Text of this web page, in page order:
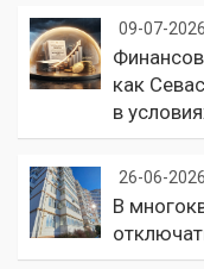
09-07-
как
в
26-06-
В